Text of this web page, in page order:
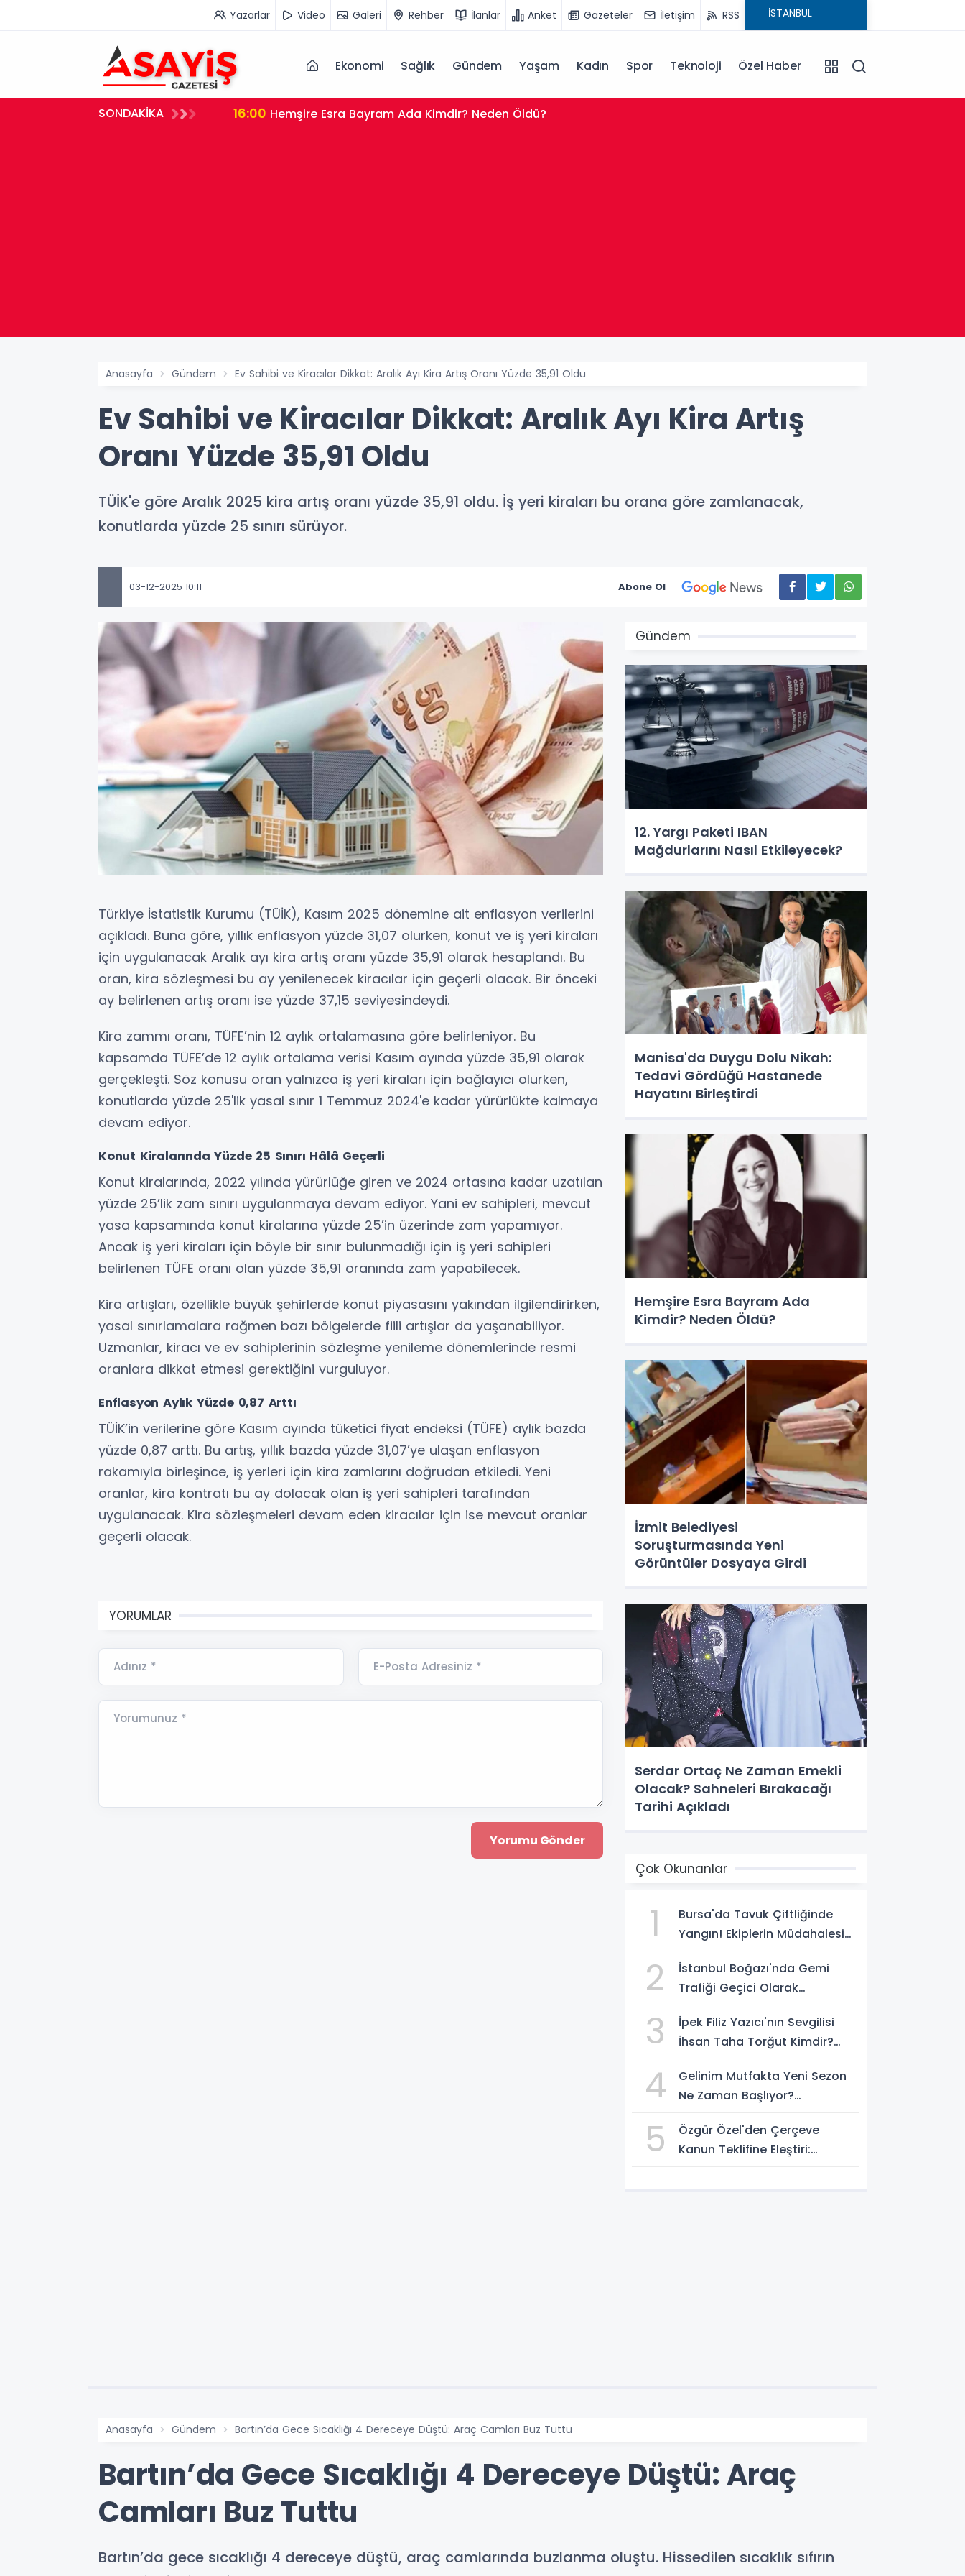
Yazarlar Video Galeri Rehber İlanlar Anket Gazeteler İletişim RSS
Ekonomi Sağlık Gündem Yaşam Kadın Spor Teknoloji Özel Haber
SONDAKİKA 16:00 Hemşire Esra Bayram Ada Kimdir? Neden Öldü?
Anasayfa Gündem Ev Sahibi ve Kiracılar Dikkat: Aralık Ayı Kira Artış Oranı Yüzde 35,91 Oldu
Ev Sahibi ve Kiracılar Dikkat: Aralık Ayı Kira Artış
Oranı Yüzde 35,91 Oldu
TÜİK'e göre Aralık 2025 kira artış oranı yüzde 35,91 oldu. İş yeri kiraları bu orana göre zamlanacak,
konutlarda yüzde 25 sınırı sürüyor.
03-12-2025 10:11 Abone Ol
Türkiye İstatistik Kurumu (TÜİK), Kasım 2025 dönemine ait enflasyon verilerini
açıkladı. Buna göre, yıllık enflasyon yüzde 31,07 olurken, konut ve iş yeri kiraları
için uygulanacak Aralık ayı kira artış oranı yüzde 35,91 olarak hesaplandı. Bu
oran, kira sözleşmesi bu ay yenilenecek kiracılar için geçerli olacak. Bir önceki
ay belirlenen artış oranı ise yüzde 37,15 seviyesindeydi.
Kira zammı oranı, TÜFE’nin 12 aylık ortalamasına göre belirleniyor. Bu
kapsamda TÜFE’de 12 aylık ortalama verisi Kasım ayında yüzde 35,91 olarak
gerçekleşti. Söz konusu oran yalnızca iş yeri kiraları için bağlayıcı olurken,
konutlarda yüzde 25'lik yasal sınır 1 Temmuz 2024'e kadar yürürlükte kalmaya
devam ediyor.
Konut Kiralarında Yüzde 25 Sınırı Hâlâ Geçerli
Konut kiralarında, 2022 yılında yürürlüğe giren ve 2024 ortasına kadar uzatılan
yüzde 25’lik zam sınırı uygulanmaya devam ediyor. Yani ev sahipleri, mevcut
yasa kapsamında konut kiralarına yüzde 25’in üzerinde zam yapamıyor.
Ancak iş yeri kiraları için böyle bir sınır bulunmadığı için iş yeri sahipleri
belirlenen TÜFE oranı olan yüzde 35,91 oranında zam yapabilecek.
Kira artışları, özellikle büyük şehirlerde konut piyasasını yakından ilgilendirirken,
yasal sınırlamalara rağmen bazı bölgelerde fiili artışlar da yaşanabiliyor.
Uzmanlar, kiracı ve ev sahiplerinin sözleşme yenileme dönemlerinde resmi
oranlara dikkat etmesi gerektiğini vurguluyor.
Enflasyon Aylık Yüzde 0,87 Arttı
TÜİK’in verilerine göre Kasım ayında tüketici fiyat endeksi (TÜFE) aylık bazda
yüzde 0,87 arttı. Bu artış, yıllık bazda yüzde 31,07’ye ulaşan enflasyon
rakamıyla birleşince, iş yerleri için kira zamlarını doğrudan etkiledi. Yeni
oranlar, kira kontratı bu ay dolacak olan iş yeri sahipleri tarafından
uygulanacak. Kira sözleşmeleri devam eden kiracılar için ise mevcut oranlar
geçerli olacak.
YORUMLAR
Adınız * E-Posta Adresiniz *
Yorumunuz *
Gündem
12. Yargı Paketi IBAN
Mağdurlarını Nasıl Etkileyecek?
Manisa'da Duygu Dolu Nikah:
Tedavi Gördüğü Hastanede
Hayatını Birleştirdi
Hemşire Esra Bayram Ada
Kimdir? Neden Öldü?
İzmit Belediyesi
Soruşturmasında Yeni
Görüntüler Dosyaya Girdi
Serdar Ortaç Ne Zaman Emekli
Olacak? Sahneleri Bırakacağı
Tarihi Açıkladı
Çok Okunanlar
1
Bursa'da Tavuk Çiftliğinde
Yangın! Ekiplerin Müdahalesi
2
İstanbul Boğazı'nda Gemi
Trafiği Geçici Olarak
3
İpek Filiz Yazıcı'nın Sevgilisi
İhsan Taha Torğut Kimdir?
Ediliyor
4
Gelinim Mutfakta Yeni Sezon
Ne Zaman Başlıyor?
5
Özgür Özel'den Çerçeve
Kanun Teklifine Eleştiri:
Anasayfa Gündem Bartın’da Gece Sıcaklığı 4 Dereceye Düştü: Araç Camları Buz Tuttu
Bartın’da Gece Sıcaklığı 4 Dereceye Düştü: Araç
Camları Buz Tuttu
Bartın’da gece sıcaklığı 4 dereceye düştü, araç camlarında buzlanma oluştu. Hissedilen sıcaklık sıfırın